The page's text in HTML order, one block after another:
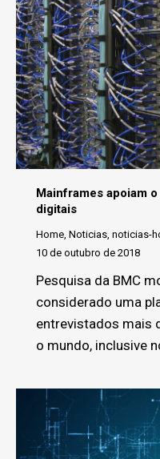
Mainframes apoiam
digitais
Home Noticias noticias-
10 de outubro de 2018
Pesquisa da BMC
considerado uma
entrevistados mais
o mundo, inclusive